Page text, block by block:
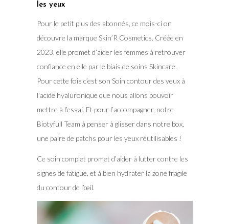
les yeux
Pour le petit plus des abonnés, ce mois-ci on
découvre la marque Skin’R Cosmetics. Créée en
2023, elle promet d’aider les femmes à retrouver
confiance en elle par le biais de soins Skincare.
Pour cette fois c’est son Soin contour des yeux à
l’acide hyaluronique que nous allons pouvoir
mettre à l’essai. Et pour l’accompagner, notre
Biotyfull Team à penser à glisser dans notre box,
une paire de patchs pour les yeux réutilisables !
Ce soin complet promet d’aider à lutter contre les
signes de fatigue, et à bien hydrater la zone fragile
du contour de l’œil.